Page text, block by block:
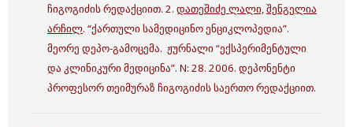
ჩიგოგიძის რედაქციით. 2. დათეშიძე ლალი, შენგელია
არჩილ. “ქართული სამედიცინო ენციკლოპედია”.
მეორე დეპო-გამოცემა. ჟურნალი “ექსპერიმენტული
და კლინიკური მედიცინა”. N: 28. 2006. დეპონენტი
პროფესორ თეიმურაზ ჩიგოგიძის საერთო რედაქციით.